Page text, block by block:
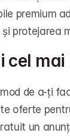
premium
protejarea
cel mai
de a-ți
oferte
un